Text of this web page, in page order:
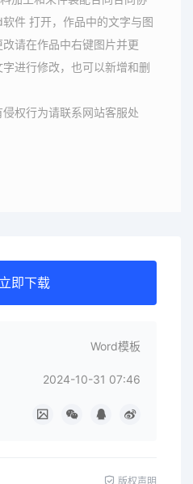
件 打开，作品中的文字与图
请在作品中右键图片并更
进行修改，也可以新增和删
权行为请联系网站客服处
立即下载
Word模板
2024-10-31 07:46
版权声明